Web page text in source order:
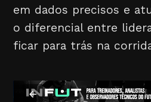
em dados precisos e
o diferencial entre
ficar para trás na